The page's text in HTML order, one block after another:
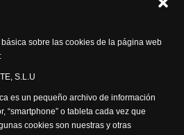
sobre las cookies de la página web
S.L.U
es un pequeño archivo de información
“smartphone” o tableta cada vez que
cookies son nuestras y otras